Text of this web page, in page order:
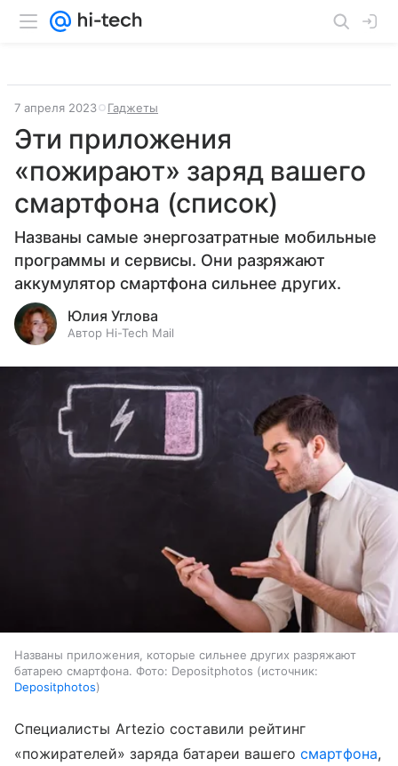
7 апреля 2023 Гаджеты
Эти приложения
«пожирают» заряд вашего
смартфона (список)
Названы самые энергозатратные мобильные
программы и сервисы. Они разряжают
аккумулятор смартфона сильнее других.
Юлия Углова
Автор Hi-Tech Mail
Названы приложения, которые сильнее других разряжают
батарею смартфона. Фото: Depositphotos
источник:
Depositphotos
Специалисты Artezio составили рейтинг
«пожирателей» заряда батареи вашего смартфона,